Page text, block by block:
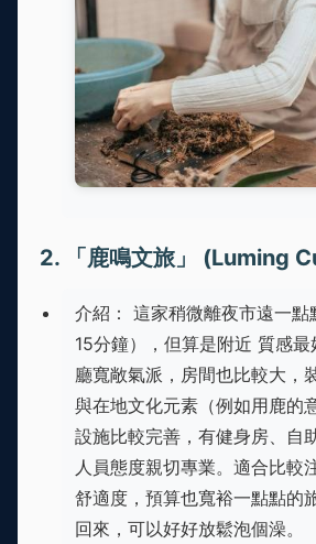
2. 「鹿鳴文旅」 (Luming
介紹： 這家稍微離夜市遠一
15分鐘），但算是附近 質感
廳寬敞氣派，房間也比較大，
與在地文化元素（例如用鹿的
設施比較完善，有健身房、自
人員態度親切專業。適合比較
舒適度，預算也寬裕一點點的
回來，可以好好放鬆泡個澡。